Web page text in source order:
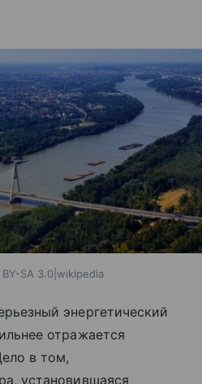
SA 3.0|wikipedia
энергетический
отражается
в том,
установившаяся